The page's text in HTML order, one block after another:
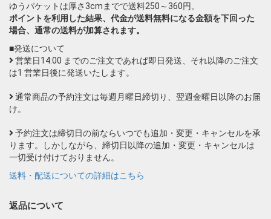
ゆうパケットは厚さ3cmまでで送料250～360円。
ポイントを利用した結果、代金が送料無料になる金額を下回った
場合、通常の送料が加算されます。
■発送について
営業日14:00 までのご注文であれば即日発送、それ以降のご注文
は1 営業日後に発送いたします。
通常商品の予約注文は毎週月曜日締切り、翌週金曜日以降のお届
け。
予約注文は締切日の前ならいつでも追加・変更・キャンセルを承
ります。しかしながら、締切日以降の追加・変更・キャンセルは
一切受け付けておりません。
送料・配送についての詳細はこちら
返品について